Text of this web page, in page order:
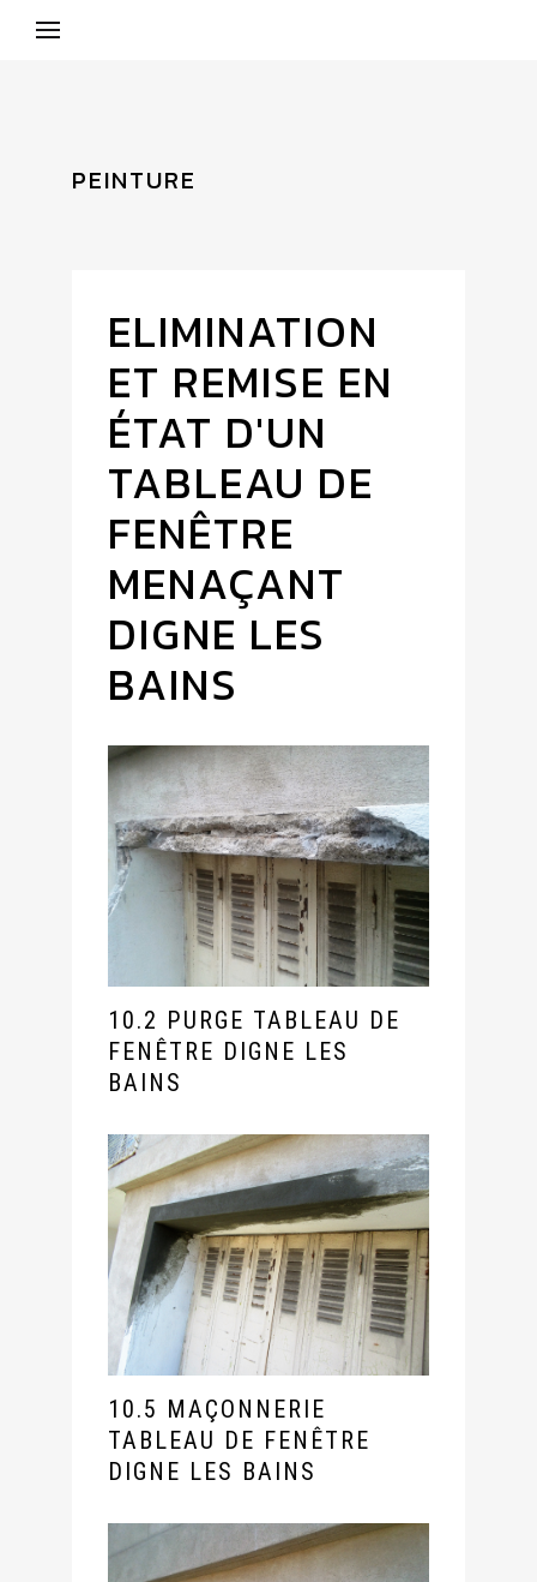
PEINTURE
ELIMINATION
ET REMISE EN
ÉTAT D'UN
TABLEAU DE
FENÊTRE
MENAÇANT
DIGNE LES
BAINS
10.2 PURGE TABLEAU DE
FENÊTRE DIGNE LES
BAINS
10.5 MAÇONNERIE
TABLEAU DE FENÊTRE
DIGNE LES BAINS